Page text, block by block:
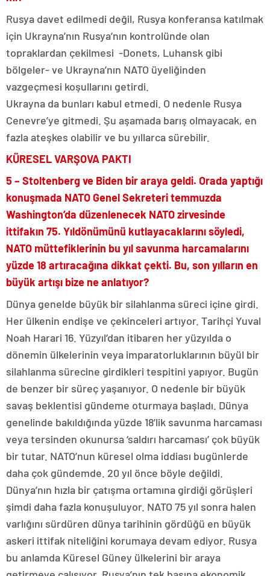
Rusya davet edilmedi değil, Rusya konferansa katılmak
için Ukrayna’nın Rusya’nın kontrolünde olan
topraklardan çekilmesi -Donets, Luhansk gibi
bölgeler- ve Ukrayna’nın NATO üyeliğinden
vazgeçmesi koşullarını getirdi.
Ukrayna da bunları kabul etmedi. O nedenle Rusya
Cenevre’ye gitmedi. Şu aşamada barış olmayacak, en
fazla ateşkes olabilir ve bu yıllarca sürebilir.
KÜRESEL VARŞOVA PAKTI
5 – Stoltenberg ve Biden bir araya geldi. Orada yaptığı
konuşmada NATO Genel Sekreteri temmuzda
Washington’da düzenlenecek NATO zirvesinde
ittifakın 75. Yıldönümünü kutlayacaklarını söyledi,
NATO müttefiklerinin bu yıl savunma harcamalarını
yüzde 18 artıracağına dikkat çekti. Bu, son yılların en
büyük artışı bize ne anlatıyor?
Dünya genelde büyük bir silahlanma süreci içine girdi.
Her ülkenin endişe ve çekinceleri artıyor. Tarihçi Yuval
Noah Harari 16. Yüzyıl’dan itibaren her yüzyılda o
dönemin ülkelerinin veya imparatorluklarının büyül bir
silahlanma sürecine girdikleri tespitini yapıyor. Bugün
de benzer bir süreç yaşanıyor. O nedenle bir büyük
savaş beklentisi gündeme oturmaya başladı. Dünya
genelinde bakıldığında yüzde 18’lik savunma harcaması
veya tersinden okunursa ‘saldırı harcaması’ çok büyük
bir tutar. NATO’nun küresel olma iddiası bugünlerde
daha çok gündemde. 20 yıl önce böyle değildi.
Dünya’nın hızla bir çatışma ortamına girdiği görüşleri
şimdi daha fazla konuşuluyor. NATO 75 yıl sonra halen
varlığını sürdüren dünya tarihinin gördüğü en büyük
askeri ittifak niteliğini korumaya devam ediyor. Rusya
bu anlamda Küresel Güney ülkelerini bir araya